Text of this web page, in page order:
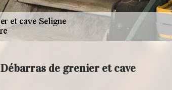
Débarras de grenier et cave